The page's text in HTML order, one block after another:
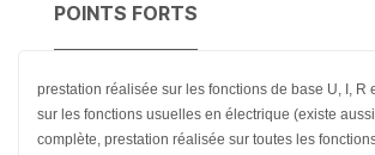
POINTS FORTS
prestation réalisée sur les fonctions de base U, I, R
sur les fonctions usuelles en électrique (existe
complète, prestation réalisée sur toutes les